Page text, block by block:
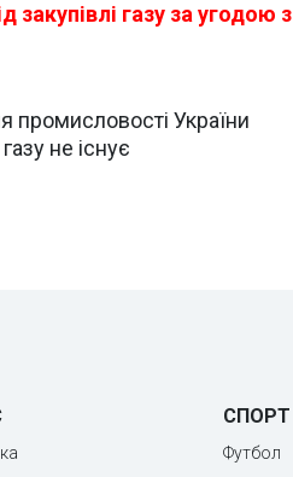
закупівлі газу за угодою з
України
не існує
СПОРТ
Футбол